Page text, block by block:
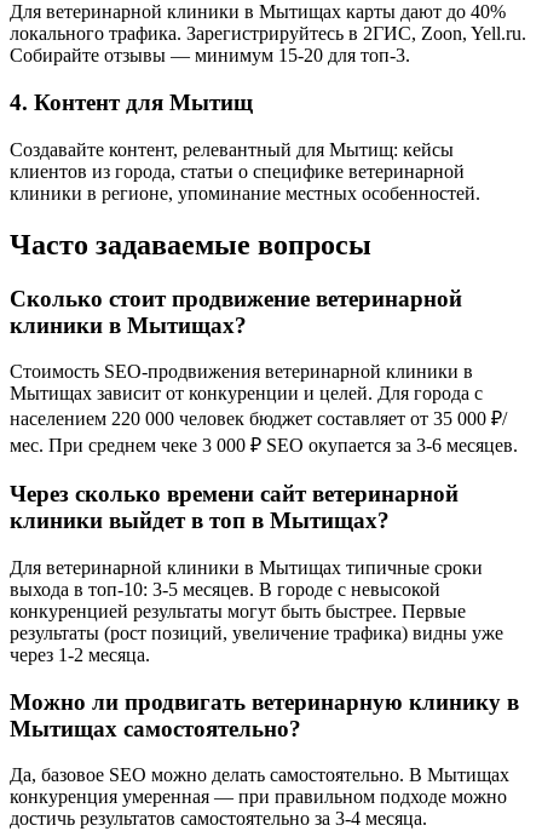
Для ветеринарной клиники в Мытищах карты дают до 40%
локального трафика. Зарегистрируйтесь в 2ГИС, Zoon, Yell.ru.
Собирайте отзывы — минимум 15-20 для топ-3.
4. Контент для Мытищ
Создавайте контент, релевантный для Мытищ: кейсы
клиентов из города, статьи о специфике ветеринарной
клиники в регионе, упоминание местных особенностей.
Часто задаваемые вопросы
Сколько стоит продвижение ветеринарной
клиники в Мытищах?
Стоимость SEO-продвижения ветеринарной клиники в
Мытищах зависит от конкуренции и целей. Для города с
населением 220 000 человек бюджет составляет от 35 000 ₽/
мес. При среднем чеке 3 000 ₽ SEO окупается за 3-6 месяцев.
Через сколько времени сайт ветеринарной
клиники выйдет в топ в Мытищах?
Для ветеринарной клиники в Мытищах типичные сроки
выхода в топ-10: 3-5 месяцев. В городе с невысокой
конкуренцией результаты могут быть быстрее. Первые
результаты (рост позиций, увеличение трафика) видны уже
через 1-2 месяца.
Можно ли продвигать ветеринарную клинику в
Мытищах самостоятельно?
Да, базовое SEO можно делать самостоятельно. В Мытищах
конкуренция умеренная — при правильном подходе можно
достичь результатов самостоятельно за 3-4 месяца.